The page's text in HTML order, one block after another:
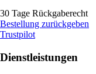
30 Tage Rückgaberecht
Bestellung zurückgeben
Trustpilot
Dienstleistungen